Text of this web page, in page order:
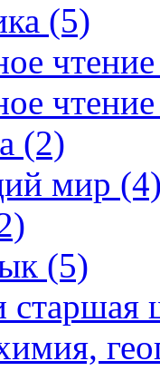
(5)
(2)
мир
(5)
старшая